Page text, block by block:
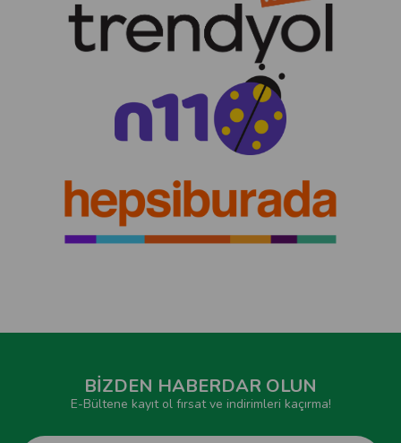
BİZDEN HABERDAR OLUN
E-Bültene kayıt ol fırsat ve indirimleri kaçırma!